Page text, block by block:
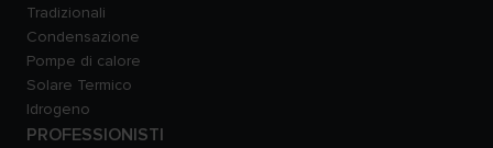
Tradizionali
Condensazione
Pompe di calore
Solare Termico
Idrogeno
PROFESSIONISTI